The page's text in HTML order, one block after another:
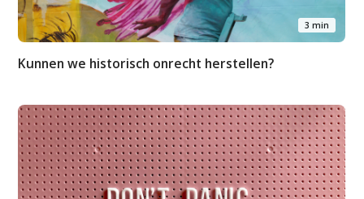
3 min
Kunnen we historisch onrecht herstellen?